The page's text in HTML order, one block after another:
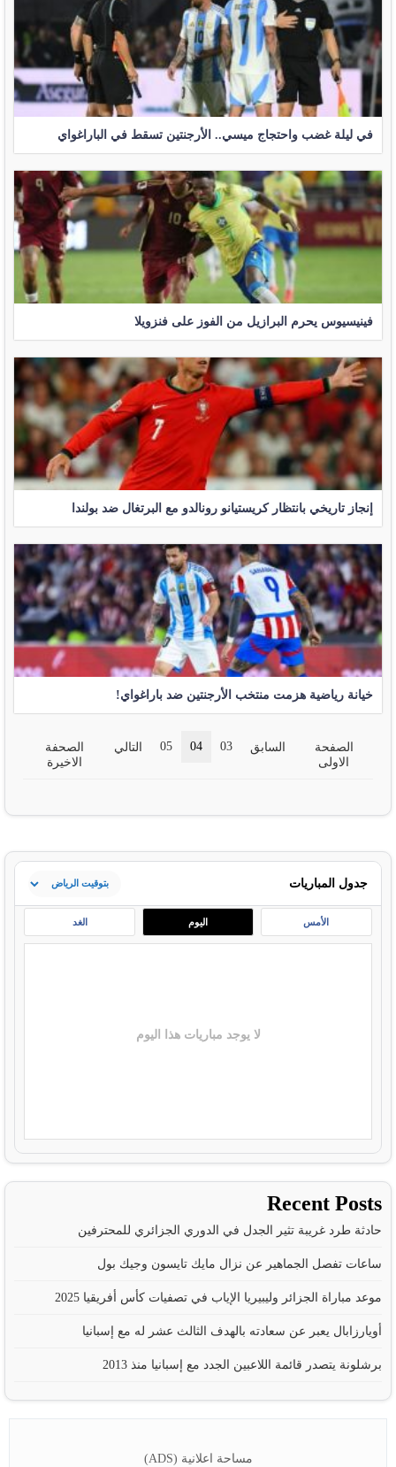
في ليلة غضب واحتجاج ميسي.. الأرجنتين تسقط في الباراغواي
فينيسيوس يحرم البرازيل من الفوز على فنزويلا
إنجاز تاريخي بانتظار كريستيانو رونالدو مع البرتغال ضد بولندا
خيانة رياضية هزمت منتخب الأرجنتين ضد باراغواي!
الصفحة
الاولى
السابق 03
04
05 التالي
الصحفة
الاخيرة
جدول المباريات
الأمس اليوم الغد
لا يوجد مباريات هذا اليوم
Recent Posts
حادثة طرد غريبة تثير الجدل في الدوري الجزائري للمحترفين
ساعات تفصل الجماهير عن نزال مايك تايسون وجيك بول
موعد مباراة الجزائر وليبيريا الإياب في تصفيات كأس أفريقيا 2025
أويارزابال يعبر عن سعادته بالهدف الثالث عشر له مع إسبانيا
برشلونة يتصدر قائمة اللاعبين الجدد مع إسبانيا منذ 2013
مساحة اعلانية (ADS)